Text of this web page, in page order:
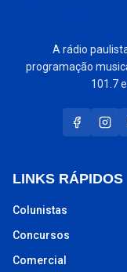
A rádio
programação
101.7
LINKS RÁPIDOS
Colunistas
Concursos
Comercial